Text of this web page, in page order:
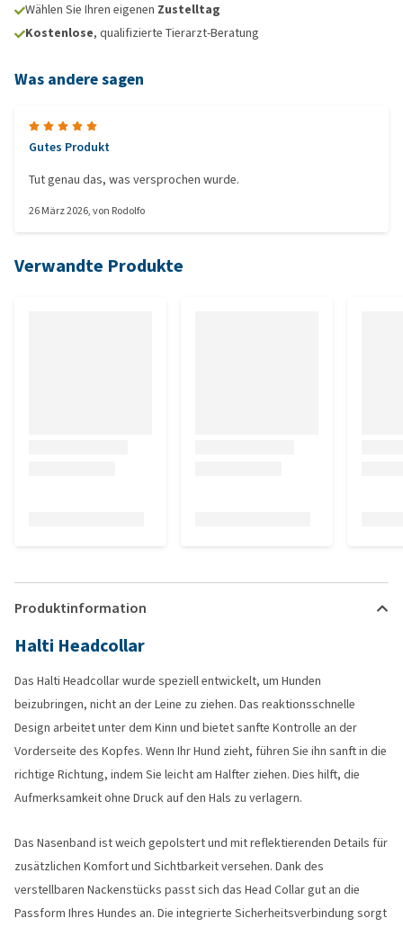
Wählen Sie Ihren eigenen Zustelltag
Kostenlose, qualifizierte Tierarzt-Beratung
Was andere sagen
Gutes Produkt
Tut genau das, was versprochen wurde.
26 März 2026, von Rodolfo
Verwandte Produkte
Produktinformation
Halti Headcollar
Das Halti Headcollar wurde speziell entwickelt, um Hunden
beizubringen, nicht an der Leine zu ziehen. Das reaktionsschnelle
Design arbeitet unter dem Kinn und bietet sanfte Kontrolle an der
Vorderseite des Kopfes. Wenn Ihr Hund zieht, führen Sie ihn sanft in die
richtige Richtung, indem Sie leicht am Halfter ziehen. Dies hilft, die
Aufmerksamkeit ohne Druck auf den Hals zu verlagern.
Das Nasenband ist weich gepolstert und mit reflektierenden Details für
zusätzlichen Komfort und Sichtbarkeit versehen. Dank des
verstellbaren Nackenstücks passt sich das Head Collar gut an die
Passform Ihres Hundes an. Die integrierte Sicherheitsverbindung sorgt